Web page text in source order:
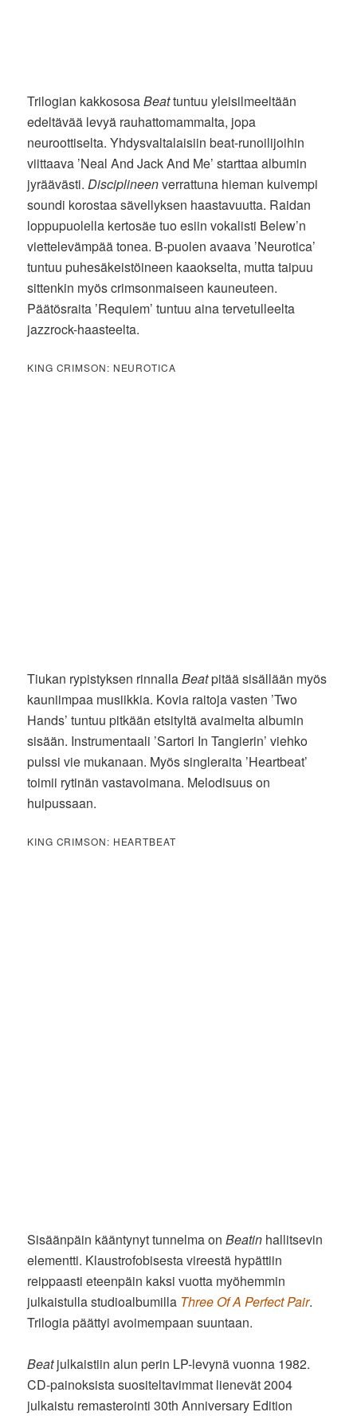
Trilogian kakkososaBeattuntuu yleisilmeeltään
edeltävää levyä rauhattomammalta, jopa
neuroottiselta. Yhdysvaltalaisiin beat-runoilijoihin
viittaava ’Neal And Jack And Me’ starttaa albumin
jyräävästi.Disciplineenverrattuna hieman kuivempi
soundi korostaa sävellyksen haastavuutta. Raidan
loppupuolella kertosäe tuo esiin vokalisti Belew’n
viettelevämpää tonea. B-puolen avaava ’Neurotica’
tuntuu puhesäkeistöineen kaaokselta, mutta taipuu
sittenkin myös crimsonmaiseen kauneuteen.
Päätösraita ’Requiem’ tuntuu aina tervetulleelta
jazzrock-haasteelta.
KING CRIMSON: NEUROTICA
Tiukan rypistyksen rinnallaBeatpitää sisällään myös
kauniimpaa musiikkia. Kovia raitoja vasten ’Two
Hands’ tuntuu pitkään etsityltä avaimelta albumin
sisään. Instrumentaali ’Sartori In Tangierin’ viehko
pulssi vie mukanaan. Myös singleraita ’Heartbeat’
toimii rytinän vastavoimana. Melodisuus on
huipussaan.
KING CRIMSON: HEARTBEAT
Sisäänpäin kääntynyt tunnelma onBeatin hallitsevin
elementti. Klaustrofobisesta vireestä hypättiin
reippaasti eteenpäin kaksi vuotta myöhemmin
julkaistulla studioalbumilla Three Of A Perfect Pair.
Trilogia päättyi avoimempaan suuntaan.
Beatjulkaistiin alun perin LP-levynä vuonna 1982.
CD-painoksista suositeltavimmat lienevät 2004
julkaistu remasterointi 30th Anniversary Edition